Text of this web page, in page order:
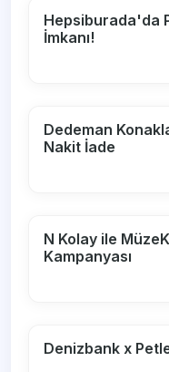
Hepsiburada'da
İmkanı!
Dedeman
Nakit İade
N Kolay ile
Kampanyası
Denizbank x